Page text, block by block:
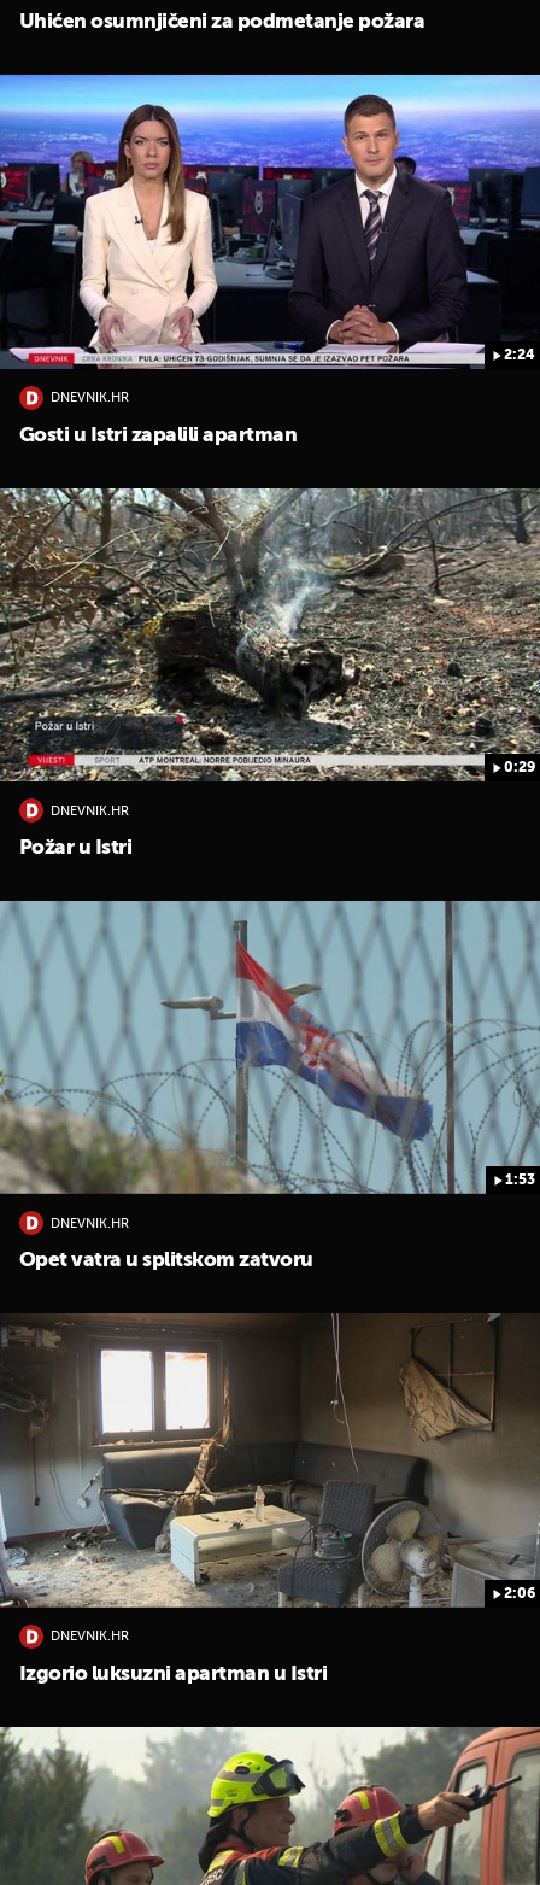
Uhićen osumnjičeni za podmetanje požara
2:24
DNEVNIK.HR
Gosti u Istri zapalili apartman
0:29
DNEVNIK.HR
Požar u Istri
1:53
DNEVNIK.HR
Opet vatra u splitskom zatvoru
2:06
DNEVNIK.HR
Izgorio luksuzni apartman u Istri